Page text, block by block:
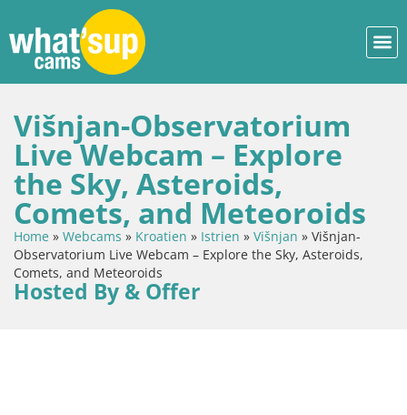
Višnjan-Observatorium
Live Webcam – Explore
the Sky, Asteroids,
Comets, and Meteoroids
Home » Webcams » Kroatien » Istrien » Višnjan » Višnjan-
Observatorium Live Webcam – Explore the Sky, Asteroids,
Comets, and Meteoroids
Hosted By & Offer